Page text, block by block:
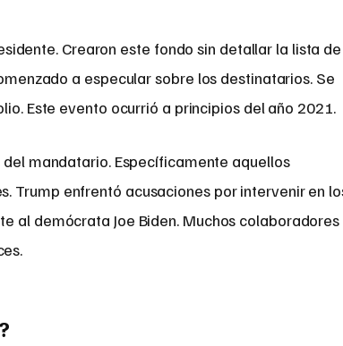
Crearon este fondo sin detallar la lista de
a especular sobre los destinatarios. Se
Este evento ocurrió a principios del año 2021.
mandatario. Específicamente aquellos
Trump enfrentó acusaciones por intervenir en
al demócrata Joe Biden. Muchos colaboradores